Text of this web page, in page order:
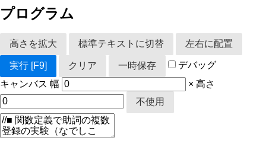
プログラム
高さを拡大 標準テキストに切替 左右に配置
実行 [F9] クリア 一時保存
デバッグ
キャンバス 幅 × 高さ
不使用